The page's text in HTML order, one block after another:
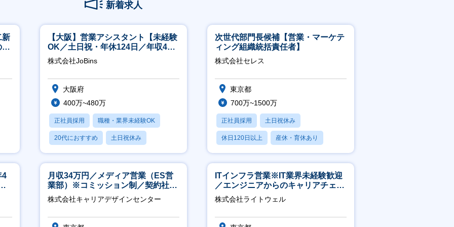
新着求人
新
マ
【大阪】営業アシスタント【未経験
OK／土日祝・年休124日／年収400
万～／転勤なし】
株式会社JoBins
大阪府
400万~480万
正社員採用 職種・業界未経験OK
20代におすすめ 土日祝休み
休日120日以上
次世代部門長候補【営業・マーケテ
ィング組織統括責任者】
株式会社セレス
東京都
700万~1500万
正社員採用 土日祝休み
休日120日以上 産休・育休あり
賞与あり
4
月収34万円／メディア営業（ES営
業部）※コミッション制／契約社員
※4年目以降無期化
株式会社キャリアデザインセンター
ITインフラ営業※IT業界未経験歓迎
／エンジニアからのキャリアチェン
ジ可※【週3～4日リモート可能】
株式会社ライトウェル